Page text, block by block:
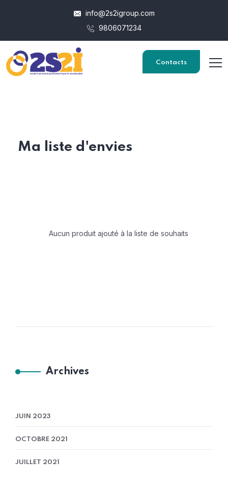
info@2s2igroup.com
9806071234
Contacts
Ma liste d'envies
Aucun produit ajouté à la liste de souhaits
Archives
JUIN 2023
OCTOBRE 2021
JUILLET 2021